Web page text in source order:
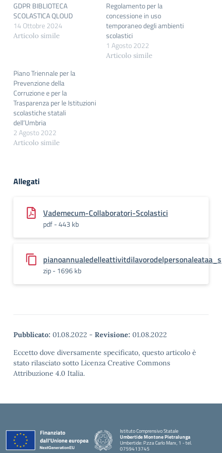
GDPR BIBLIOTECA
SCOLASTICA QLOUD
14 Ottobre 2024
Articolo simile
Regolamento per la
concessione in uso
temporaneo degli ambienti
scolastici
1 Agosto 2022
Articolo simile
Piano Triennale per la
Prevenzione della
Corruzione e per la
Trasparenza per le Istituzioni
scolastiche statali
dell’Umbria
2 Agosto 2022
Articolo simile
Allegati
Vademecum-Collaboratori-Scolastici
pdf - 443 kb
pianoannualedelleattivitdilavorodelpersonaleataa_s
zip - 1696 kb
Pubblicato: 01.08.2022 - Revisione: 01.08.2022
Eccetto dove diversamente specificato, questo articolo è
stato rilasciato sotto Licenza Creative Commons
Attribuzione 4.0 Italia.
Istituto Comprensivo Statale
Umbertide Montone Pietralunga
Umbertide: P.zza Carlo Marx, 1 - tel.
0759413745